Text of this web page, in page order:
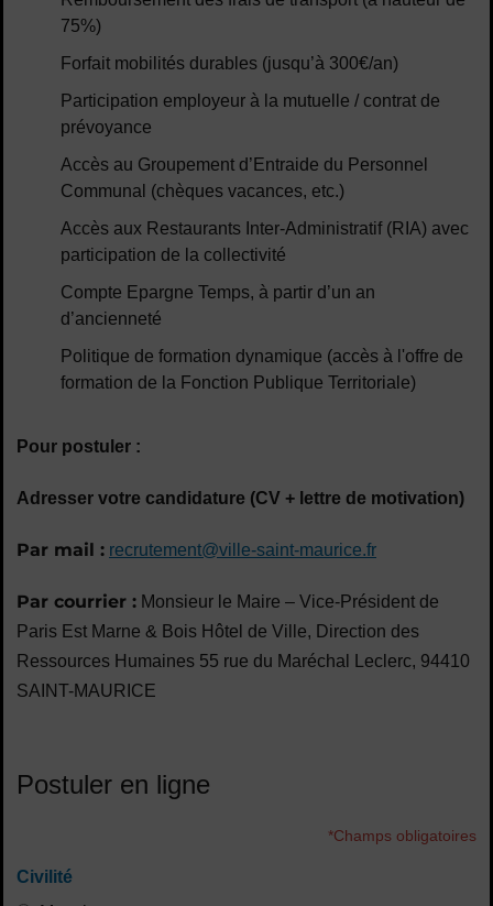
75%)
Forfait mobilités durables (jusqu’à 300€/an)
Participation employeur à la mutuelle / contrat de
prévoyance
Accès au Groupement d’Entraide du Personnel
Communal (chèques vacances, etc.)
Accès aux Restaurants Inter-Administratif (RIA) avec
participation de la collectivité
Compte Epargne Temps, à partir d’un an
d’ancienneté
Politique de formation dynamique (accès à l'offre de
formation de la Fonction Publique Territoriale)
Pour postuler :
Adresser votre candidature (CV + lettre de motivation)
Par mail : recrutement@ville-saint-maurice.fr
Par courrier : Monsieur le Maire – Vice-Président de
Paris Est Marne & Bois Hôtel de Ville, Direction des
Ressources Humaines 55 rue du Maréchal Leclerc, 94410
SAINT-MAURICE
Postuler en ligne
*Champs obligatoires
Civilité